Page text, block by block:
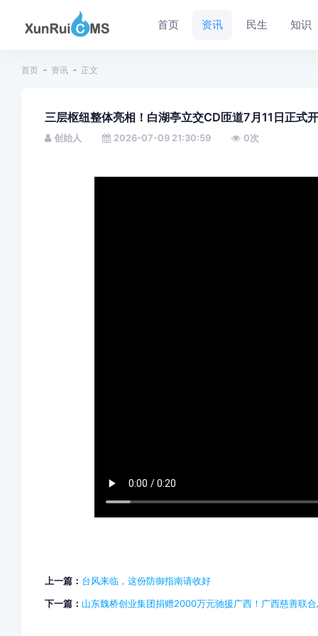
首页 资讯 民生 知识
首页 资讯 正文
三层枢纽整体亮相！白湖亭立交CD匝道7月11日正式
创始人 2026-07-09 21:30:59 0次
上一篇： 台风来临，这份防御指南请收好
下一篇： 山东魏桥创业集团捐赠2000万元驰援广西！广西慈善联